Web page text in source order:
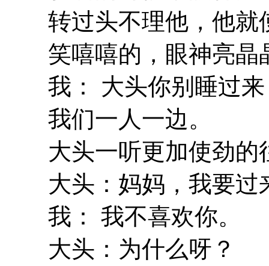
转过头不理他，他就
笑嘻嘻的，眼神亮晶
我： 大头你别睡过
我们一人一边。
大头一听更加使劲的
大头：妈妈，我要过
我： 我不喜欢你。
大头：为什么呀？